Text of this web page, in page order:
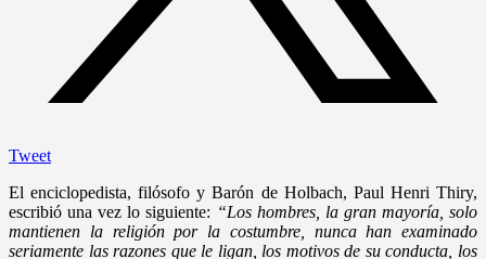
Tweet
El enciclopedista, filósofo y Barón de Holbach, Paul Henri Thiry,
escribió una vez lo siguiente: “Los hombres, la gran mayoría, solo
mantienen la religión por la costumbre, nunca han examinado
seriamente las razones que le ligan, los motivos de su conducta, los